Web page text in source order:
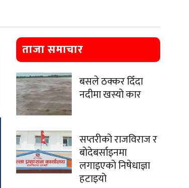
ताजा समाचार
बसले ठक्कर दिँदा
नदीमा खस्यो कार
सप्तरीको राजविराज र
बोदेबर्साइनमा
लगाइएको निषेधाज्ञा
हटाइयो